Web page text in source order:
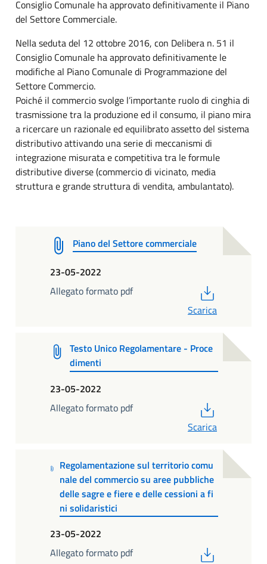
Consiglio Comunale ha approvato definitivamente il Piano
del Settore Commerciale.
Nella seduta del 12 ottobre 2016, con Delibera n. 51 il
Consiglio Comunale ha approvato definitivamente le
modifiche al Piano Comunale di Programmazione del
Settore Commercio.
Poiché il commercio svolge l’importante ruolo di cinghia di
trasmissione tra la produzione ed il consumo, il piano mira
a ricercare un razionale ed equilibrato assetto del sistema
distributivo attivando una serie di meccanismi di
integrazione misurata e competitiva tra le formule
distributive diverse (commercio di vicinato, media
struttura e grande struttura di vendita, ambulantato).
Piano del Settore commerciale
23-05-2022
Allegato formato pdf
Scarica
Testo Unico Regolamentare - Proce
dimenti
23-05-2022
Allegato formato pdf
Scarica
Regolamentazione sul territorio comu
nale del commercio su aree pubbliche
delle sagre e fiere e delle cessioni a fi
ni solidaristici
23-05-2022
Allegato formato pdf